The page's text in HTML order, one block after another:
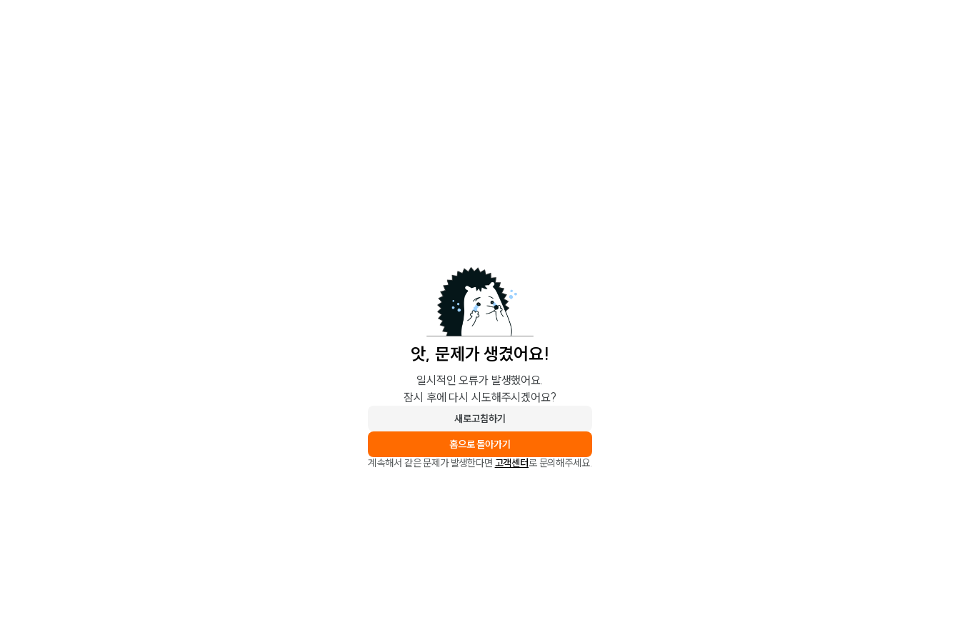
앗, 문제가 생겼어요!
일시적인 오류가 발생했어요.
잠시 후에 다시 시도해주시겠어요?
새로고침하기
홈으로 돌아가기
계속해서 같은 문제가 발생한다면 고객센터로 문의해주세요.